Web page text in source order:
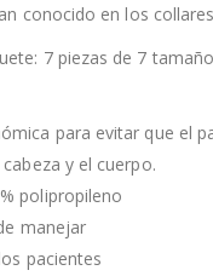
conocido en los collares
7 piezas de 7
para evitar que el
y el cuerpo.
polipropileno
manejar
pacientes